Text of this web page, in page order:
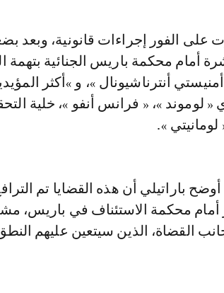
على الفور إجراءات قانونية، وبعد
أمام محكمة باريس الجنائية
أنترناشيونال »، و »أكثر
« لوموند »، « فرانس أنفو »، خلية
لومانيتي ».
باراتيلي أن هذه القضايا تم
في 15 فبراير أمام محكمة الاستئناف في